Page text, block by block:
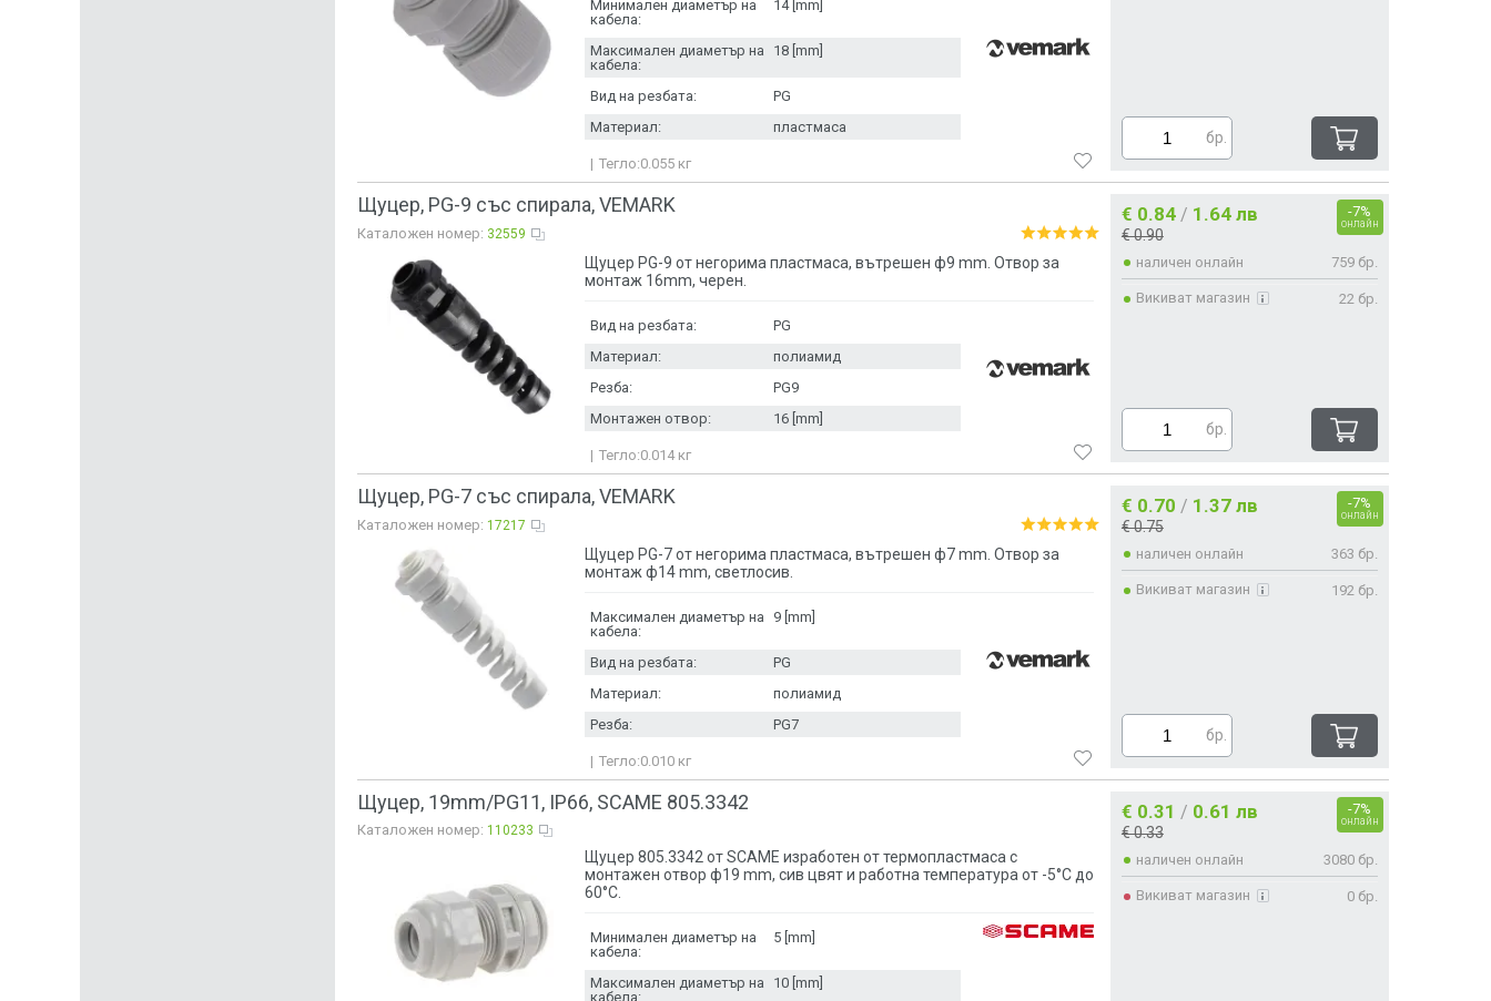
Минимален диаметър на
кабела:
14 [mm]
Максимален диаметър на
кабела:
18 [mm]
Вид на резбата:
PG
Материал:
пластмаса
Тегло:0.055кг
бр.
Щуцер, PG-9 със спирала, VEMARK
Каталожен номер: 32559
Щуцер PG-9 от негорима пластмаса, вътрешен ф9 mm. Отвор за
монтаж 16mm, черен.
Вид на резбата:
PG
Материал:
полиамид
Резба:
PG9
Монтажен отвор:
16 [mm]
Тегло:0.014кг
-7%
онлайн
€ 0.84 / 1.64 лв
€ 0.90
наличен онлайн 759 бр.
Викиват магазин 22 бр.
бр.
Щуцер, PG-7 със спирала, VEMARK
Каталожен номер: 17217
Щуцер PG-7 от негорима пластмаса, вътрешен ф7 mm. Отвор за
монтаж ф14 mm, светлосив.
Максимален диаметър на
кабела:
9 [mm]
Вид на резбата:
PG
Материал:
полиамид
Резба:
PG7
Тегло:0.010кг
-7%
онлайн
€ 0.70 / 1.37 лв
€ 0.75
наличен онлайн 363 бр.
Викиват магазин 192 бр.
бр.
Щуцер, 19mm/PG11, IP66, SCAME 805.3342
Каталожен номер: 110233
Щуцер 805.3342 от SCAME изработен от термопластмаса с
монтажен отвор ф19 mm, сив цвят и работна температура от -5°C до
60°C.
Минимален диаметър на
кабела:
5 [mm]
Максимален диаметър на
кабела:
10 [mm]
-7%
онлайн
€ 0.31 / 0.61 лв
€ 0.33
наличен онлайн 3080 бр.
Викиват магазин 0 бр.